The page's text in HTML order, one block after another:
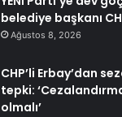
belediye başkanı
Ağustos 8, 2026
CHP’li Erbay’dan
tepki:
olmalı’